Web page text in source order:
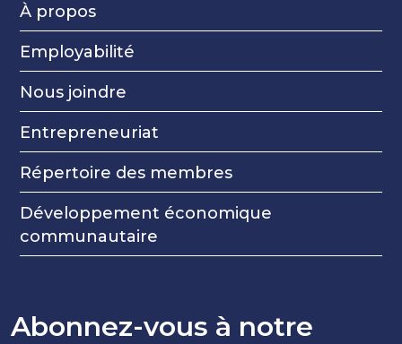
À propos
Employabilité
Nous joindre
Entrepreneuriat
Répertoire des membres
Développement économique
communautaire
Abonnez-vous à notre